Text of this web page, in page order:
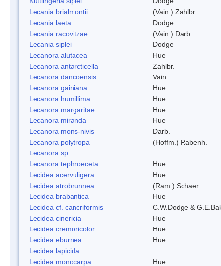
Lecania brialmontii
(Vain.) Zahlbr.
Lecania laeta
Dodge
Lecania racovitzae
(Vain.) Darb.
Lecania siplei
Dodge
Lecanora alutacea
Hue
Lecanora antarcticella
Zahlbr.
Lecanora dancoensis
Vain.
Lecanora gainiana
Hue
Lecanora humillima
Hue
Lecanora margaritae
Hue
Lecanora miranda
Hue
Lecanora mons-nivis
Darb.
Lecanora polytropa
(Hoffm.) Rabenh.
Lecanora sp.
Lecanora tephroeceta
Hue
Lecidea acervuligera
Hue
Lecidea atrobrunnea
(Ram.) Schaer.
Lecidea brabantica
Hue
Lecidea cf. cancriformis
C.W.Dodge &
Lecidea cinericia
Hue
Lecidea cremoricolor
Hue
Lecidea eburnea
Hue
Lecidea lapicida
Lecidea monocarpa
Hue